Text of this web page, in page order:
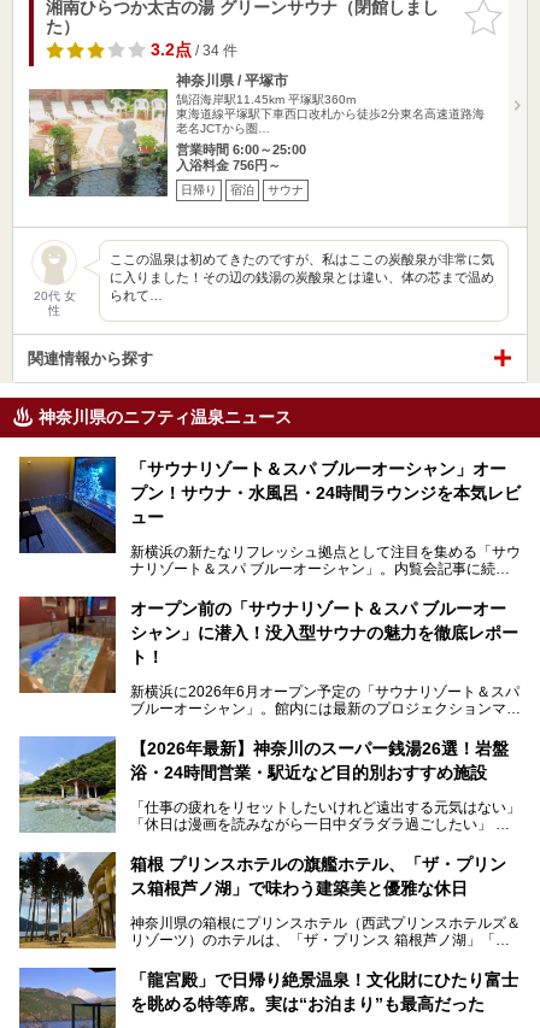
お気に入
りに追加
湘南ひらつか太古の湯 グリーンサウナ（閉館しまし
た）
3.2点/ 34 件
神奈川県 / 平塚市
鵠沼海岸駅11.45km 平塚駅360m
東海道線平塚駅下車西口改札から徒歩2分東名高速道路海
老名JCTから圏…
営業時間 6:00～25:00
入浴料金 756円～
日帰り 宿泊 サウナ
20代 女
性
ここの温泉は初めてきたのですが、私はここの炭酸泉が非常に気
に入りました！その辺の銭湯の炭酸泉とは違い、体の芯まで温め
られて…
関連情報から探す
神奈川県のニフティ温泉ニュース
「サウナリゾート＆スパ ブルーオーシャン」オー
プン！サウナ・水風呂・24時間ラウンジを本気レビ
ュー
新横浜の新たなリフレッシュ拠点として注目を集める「サウ
ナリゾート＆スパ ブルーオーシャン」。内覧会記事に続
す。サウナや水風呂の気持ちよさはもちろん、リラックスス
ペースの過ごしやすさまで徹底チェック。新横浜エリアで日
常の疲れをリセットしたい人、ライブやスポーツ観戦遠征組
は必見です。
オープン前の「サウナリゾート＆スパ ブルーオー
シャン」に潜入！没入型サウナの魅力を徹底レポー
ト！
新横浜に2026年6月オープン予定の「サウナリゾート＆スパ
ブルーオーシャン」。館内には最新のプロジェクションマッ
的な“没入感（イマーシブ）”を体験できます。
今回は、そんな大注目の施設に一足先にお邪魔し、その全貌
を見学させていただきました！
サウナ室の中に咲き誇る桜、魚たちが泳ぐ水風呂、そしてバ
リのビーチを思わせる休憩スペース…。驚きの連続だった館
内の様子をレポートします！
【2026年最新】神奈川のスーパー銭湯26選！岩盤
浴・24時間営業・駅近など目的別おすすめ施設
「仕事の疲れをリセットしたいけれど遠出する元気はない」
「休日は漫画を読みながら一日中ダラダラ過ごしたい」
たい」
そんな「癒やされたい」という願いを叶えてくれるのが、神
神奈川県には、サウナや岩盤浴、一日中遊べるエンタメ施設
など、“非日常”を味わえるスーパー銭湯が数多く揃っていま
う」という人も多いはず。
そこで今回は、神奈川県内の人気施設26選を「安さ」「岩
箱根 プリンスホテルの旗艦ホテル、「ザ・プリン
ス箱根芦ノ湖」で味わう建築美と優雅な休日
神奈川県の箱根にプリンスホテル（西武プリンスホテルズ＆
リゾーツ）のホテルは、「ザ・プリンス 箱根芦ノ湖」「芦
「箱根仙石原プリンスホテル」と4軒あり、今回ご紹介する
「ザ・プリンス 箱根芦ノ湖」は、その中でもフラッグシッ
プ（旗艦）に位置づけられる特別なホテルです。
「龍宮殿」で日帰り絶景温泉！文化財にひたり富士
を眺める特等席。実は“お泊まり”も最高だった